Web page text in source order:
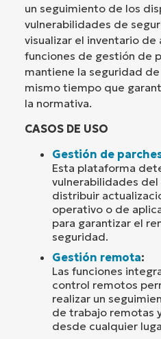
un seguimiento de los
vulnerabilidades de
visualizar el inventario de
funciones de gestión de
mantiene la seguridad
mismo tiempo que
la normativa.
CASOS DE USO
Gestión de
Esta plataforma
vulnerabilidades
distribuir
operativo o de
para garantizar el
seguridad.
Gestión remota:
Las funciones
control remotos
realizar un
de trabajo remotas
desde cualquier